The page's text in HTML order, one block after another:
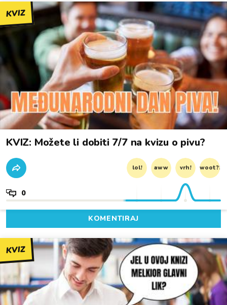
KVIZ
KVIZ: Možete li dobiti 7/7 na kvizu o pivu?
lol! aww vrh! woot?!
0
KOMENTIRAJ
KVIZ